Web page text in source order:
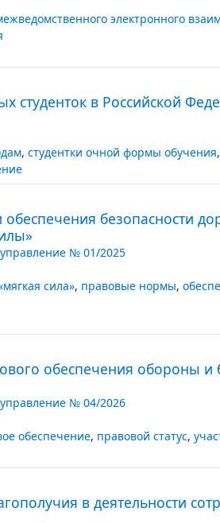
электронного
студенток в Российской
, студентки очной формы обучения,
обеспечения безопасности
№ 01/2025
сила», правовые нормы,
обеспечения обороны и
№ 04/2026
обеспечение, правовой статус,
в деятельности